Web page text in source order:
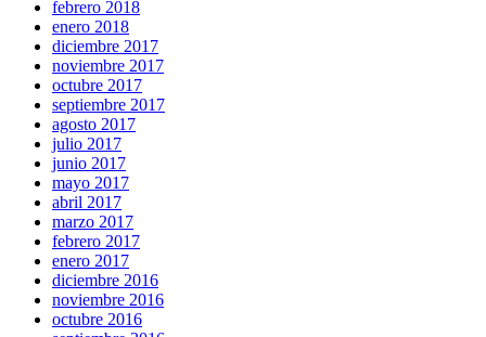
febrero 2018
enero 2018
diciembre 2017
noviembre 2017
octubre 2017
septiembre 2017
agosto 2017
julio 2017
junio 2017
mayo 2017
abril 2017
marzo 2017
febrero 2017
enero 2017
diciembre 2016
noviembre 2016
octubre 2016